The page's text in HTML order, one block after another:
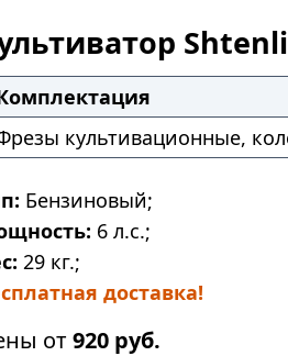
культивационные,
Бензиновый;
6 л.с.;
29 кг.;
доставка!
от920 руб.